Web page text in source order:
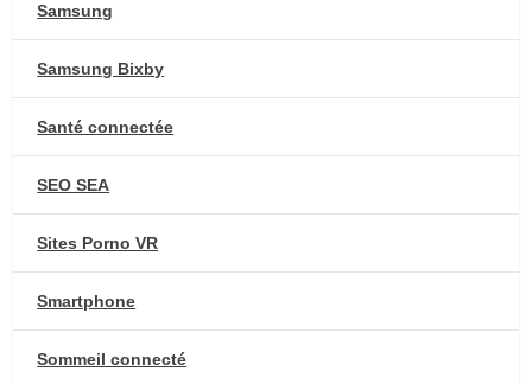
Samsung
Samsung Bixby
Santé connectée
SEO SEA
Sites Porno VR
Smartphone
Sommeil connecté